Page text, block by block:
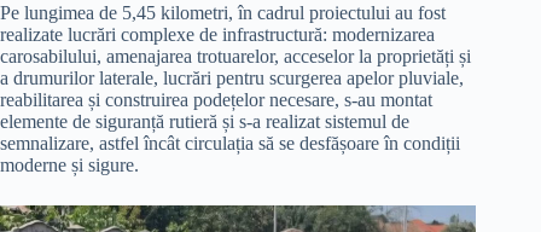
Pe lungimea de 5,45 kilometri, în cadrul proiectului au fost
realizate lucrări complexe de infrastructură: modernizarea
carosabilului, amenajarea trotuarelor, acceselor la proprietăți și
a drumurilor laterale, lucrări pentru scurgerea apelor pluviale,
reabilitarea și construirea podețelor necesare, s-au montat
elemente de siguranță rutieră și s-a realizat sistemul de
semnalizare, astfel încât circulația să se desfășoare în condiții
moderne și sigure.